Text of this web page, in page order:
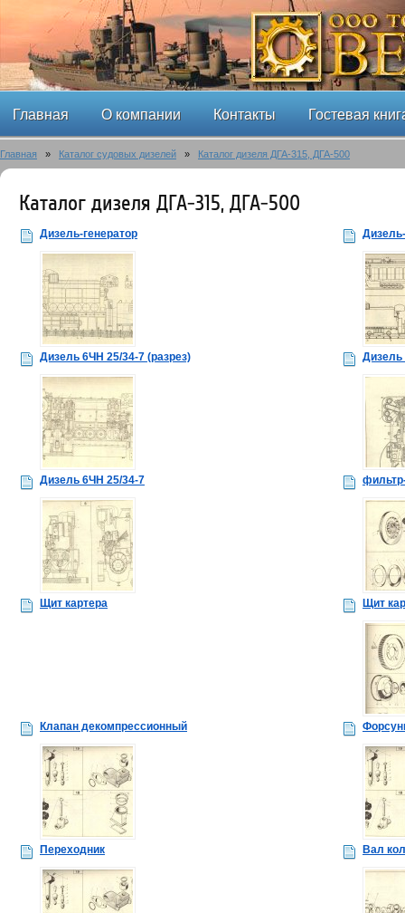
Главная О компании Контакты Гостевая
Главная » Каталог судовых дизелей » Каталог дизеля ДГА-315, ДГА-500
Каталог дизеля ДГА-315, ДГА-500
Дизель-генератор
Дизель 6ЧН 25/34-7 (разрез) Дизель
Дизель 6ЧН 25/34-7
Щит картера Щит
Клапан декомпрессионный
Переходник Вал